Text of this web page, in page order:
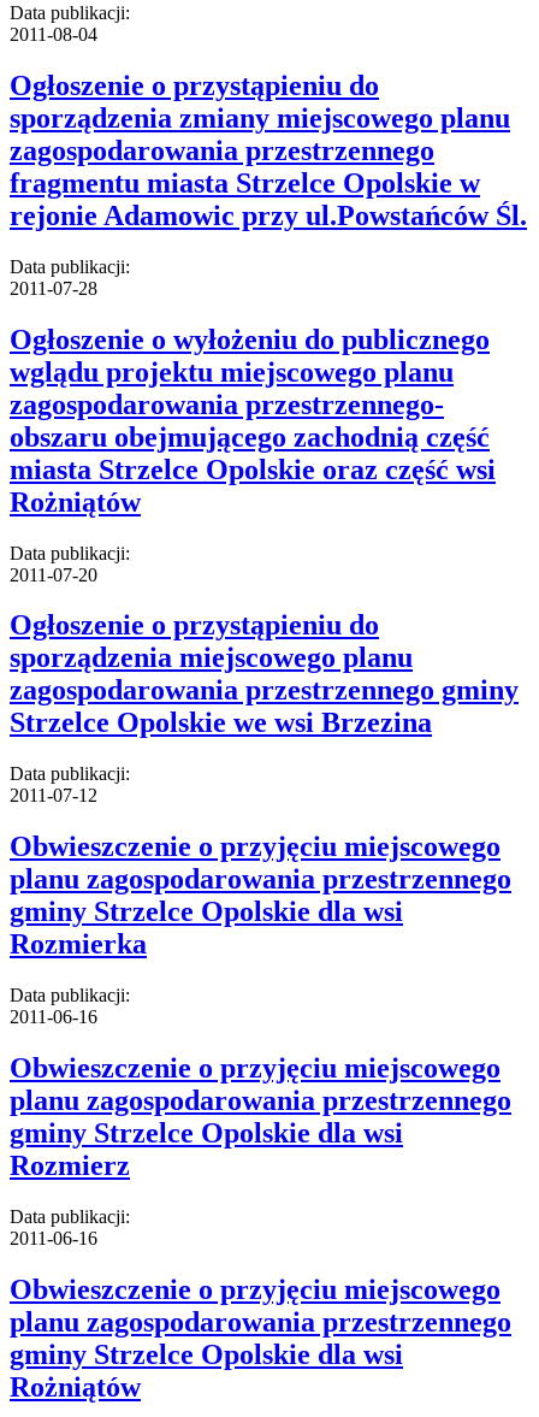
Data publikacji:
2011-08-04
Ogłoszenie o przystąpieniu do
sporządzenia zmiany miejscowego planu
zagospodarowania przestrzennego
fragmentu miasta Strzelce Opolskie w
rejonie Adamowic przy ul.Powstańców Śl.
Data publikacji:
2011-07-28
Ogłoszenie o wyłożeniu do publicznego
wglądu projektu miejscowego planu
zagospodarowania przestrzennego-
obszaru obejmującego zachodnią część
miasta Strzelce Opolskie oraz część wsi
Rożniątów
Data publikacji:
2011-07-20
Ogłoszenie o przystąpieniu do
sporządzenia miejscowego planu
zagospodarowania przestrzennego gminy
Strzelce Opolskie we wsi Brzezina
Data publikacji:
2011-07-12
Obwieszczenie o przyjęciu miejscowego
planu zagospodarowania przestrzennego
gminy Strzelce Opolskie dla wsi
Rozmierka
Data publikacji:
2011-06-16
Obwieszczenie o przyjęciu miejscowego
planu zagospodarowania przestrzennego
gminy Strzelce Opolskie dla wsi
Rozmierz
Data publikacji:
2011-06-16
Obwieszczenie o przyjęciu miejscowego
planu zagospodarowania przestrzennego
gminy Strzelce Opolskie dla wsi
Rożniątów